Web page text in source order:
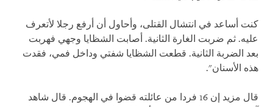
كنت أساعد في انتشال القتلى، وأحاول أن أرفع رجلا لأتعرف
عليه. ثم ضربت الغارة الثانية. أصابت الشظايا وجهي فهربت
بعد الضربة الثانية. قطعت الشظايا شفتي وداخل فمي، فقدت
هذه الأسنان".
قال مزيد إن 16 فردا من عائلته قضوا في الهجوم. قال شاهد